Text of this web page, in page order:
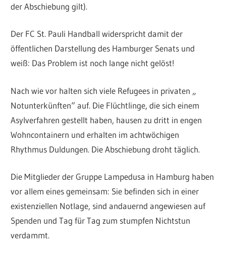
der Abschiebung gilt).
Der FC St. Pauli Handball widerspricht damit der
öffentlichen Darstellung des Hamburger Senats und
weiß: Das Problem ist noch lange nicht gelöst!
Nach wie vor halten sich viele Refugees in privaten „
Notunterkünften“ auf. Die Flüchtlinge, die sich einem
Asylverfahren gestellt haben, hausen zu dritt in engen
Wohncontainern und erhalten im achtwöchigen
Rhythmus Duldungen. Die Abschiebung droht täglich.
Die Mitglieder der Gruppe Lampedusa in Hamburg haben
vor allem eines gemeinsam: Sie befinden sich in einer
existenziellen Notlage, sind andauernd angewiesen auf
Spenden und Tag für Tag zum stumpfen Nichtstun
verdammt.